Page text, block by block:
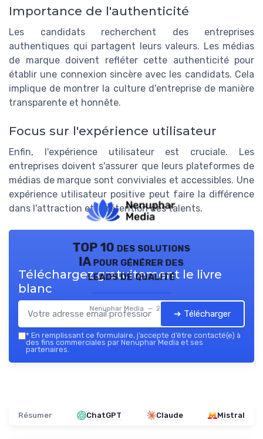
Importance de l'authenticité
Les candidats recherchent des entreprises
authentiques qui partagent leurs valeurs. Les médias
de marque doivent refléter cette authenticité pour
établir une connexion sincère avec les candidats. Cela
implique de montrer la culture d'entreprise de manière
transparente et honnête.
Focus sur l'expérience utilisateur
Enfin, l'expérience utilisateur est cruciale. Les
entreprises doivent s'assurer que leurs plateformes de
médias de marque sont conviviales et accessibles. Une
expérience utilisateur positive peut faire la différence
dans l'attraction et la rétention des talents.
TOP 10 des solutions
IA pour générer des
leads de qualité
Nenuphar Media — 2026
Téléchargez gratuitement le livre
blanc
➔ Télécharger
* En remplissant ce formulaire, j’accepte d’être contacté(e) à
des fins commerciales par Nenuphar Media et ses
partenaires.
Résumer ChatGPT Claude Mistral